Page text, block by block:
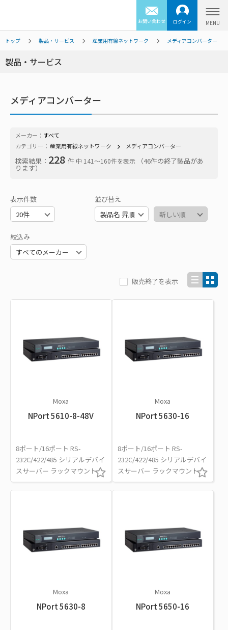
お問い合わせ ログイン
トップ 製品・サービス 産業用有線ネットワーク メディアコンバーター
製品・サービス
メディアコンバーター
メーカー： すべて
カテゴリー： 産業用有線ネットワーク メディアコンバーター
検索結果： 228 件 中 141〜160件を表示 （46件の終了製品があ
ります）
表示件数 並び替え
絞込み
販売終了を表示
Moxa
NPort 5610-8-48V
8ポート/16ポート RS-
232C/422/485 シリアルデバイ
スサーバー ラックマウント
Moxa
NPort 5630-16
8ポート/16ポート RS-
232C/422/485 シリアルデバイ
スサーバー ラックマウント
Moxa
NPort 5630-8
Moxa
NPort 5650-16